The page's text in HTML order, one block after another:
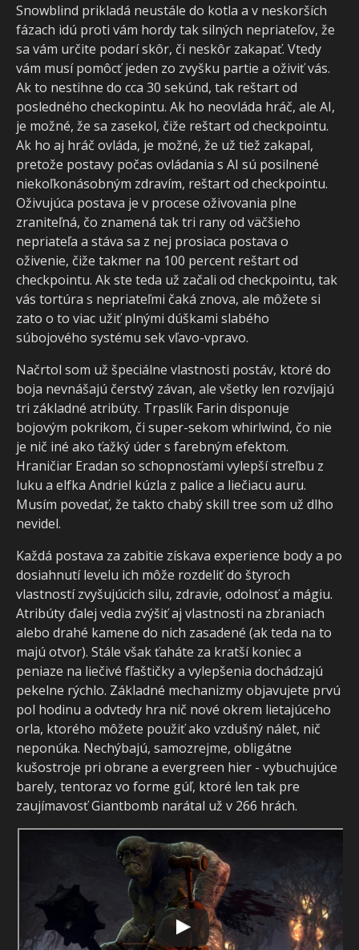
Snowblind prikladá neustále do kotla a v neskorších
fázach idú proti vám hordy tak silných nepriateľov, že
sa vám určite podarí skôr, či neskôr zakapať. Vtedy
vám musí pomôcť jeden zo zvyšku partie a oživiť vás.
Ak to nestihne do cca 30 sekúnd, tak reštart od
posledného checkopintu. Ak ho neovláda hráč, ale AI,
je možné, že sa zasekol, čiže reštart od checkpointu.
Ak ho aj hráč ovláda, je možné, že už tiež zakapal,
pretože postavy počas ovládania s AI sú posilnené
niekoľkonásobným zdravím, reštart od checkpointu.
Oživujúca postava je v procese oživovania plne
zraniteľná, čo znamená tak tri rany od väčšieho
nepriateľa a stáva sa z nej prosiaca postava o
oživenie, čiže takmer na 100 percent reštart od
checkpointu. Ak ste teda už začali od checkpointu, tak
vás tortúra s nepriateľmi čaká znova, ale môžete si
zato o to viac užiť plnými dúškami slabého
súbojového systému sek vľavo-vpravo.
Načrtol som už špeciálne vlastnosti postáv, ktoré do
boja nevnášajú čerstvý závan, ale všetky len rozvíjajú
tri základné atribúty. Trpaslík Farin disponuje
bojovým pokrikom, či super-sekom whirlwind, čo nie
je nič iné ako ťažký úder s farebným efektom.
Hraničiar Eradan so schopnosťami vylepší streľbu z
luku a elfka Andriel kúzla z palice a liečiacu auru.
Musím povedať, že takto chabý skill tree som už dlho
nevidel.
Každá postava za zabitie získava experience body a po
dosiahnutí levelu ich môže rozdeliť do štyroch
vlastností zvyšujúcich silu, zdravie, odolnosť a mágiu.
Atribúty ďalej vedia zvýšiť aj vlastnosti na zbraniach
alebo drahé kamene do nich zasadené (ak teda na to
majú otvor). Stále však ťaháte za kratší koniec a
peniaze na liečivé fľaštičky a vylepšenia dochádzajú
pekelne rýchlo. Základné mechanizmy objavujete prvú
pol hodinu a odvtedy hra nič nové okrem lietajúceho
orla, ktorého môžete použiť ako vzdušný nálet, nič
neponúka. Nechýbajú, samozrejme, obligátne
kušostroje pri obrane a evergreen hier - vybuchujúce
barely, tentoraz vo forme gúľ, ktoré len tak pre
zaujímavosť Giantbomb narátal už v 266 hrách.